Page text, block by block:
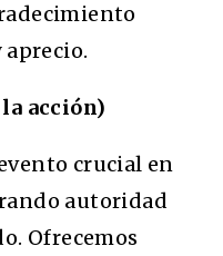
acción)
crucial en
autoridad
Ofrecemos